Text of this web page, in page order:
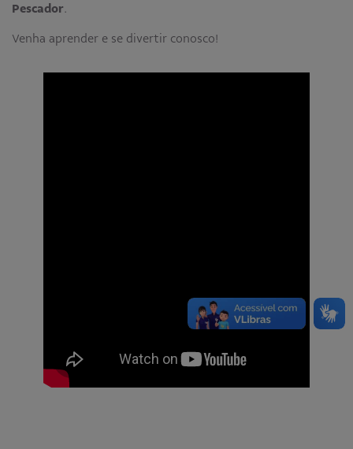
Pescador.
Venha aprender e se divertir conosco!